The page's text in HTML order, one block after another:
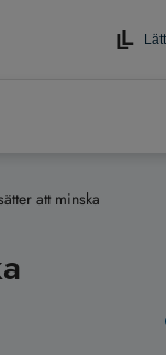
att minska